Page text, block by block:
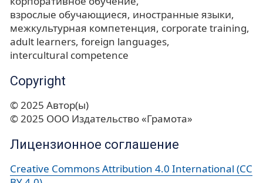
взрослые обучающиеся иностранные языки
межкультурная компетенция corporate training
adult learners foreign languages
intercultural competence
Copyright
© 2025 Автор(ы)
© 2025 ООО Издательство «Грамота»
Лицензионное соглашение
Creative Commons Attribution 4.0 International (CC